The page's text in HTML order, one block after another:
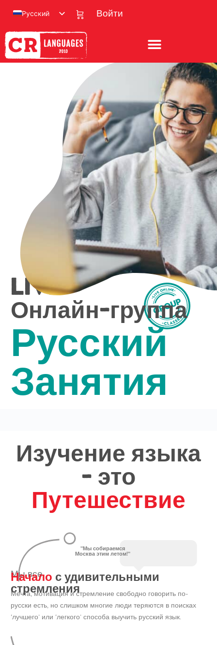
Войти
Русский
Live
Онлайн-группа
Русский
Занятия
Изучение языка
- это
Путешествие
"Мы собираемся
Москва этим летом!"
Мы все
Начало с удивительными
стремления
Мечта, мотивация и стремление свободно говорить по-
русски есть, но слишком многие люди теряются в поисках
‘лучшего’ или ‘легкого’ способа выучить русский язык.